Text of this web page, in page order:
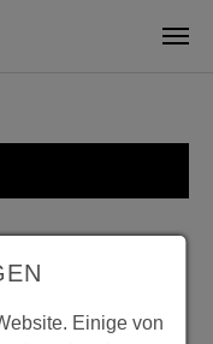
Einige von